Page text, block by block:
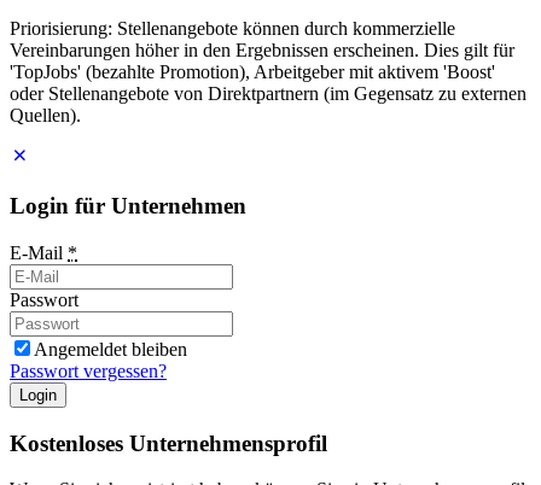
Priorisierung: Stellenangebote können durch kommerzielle
Vereinbarungen höher in den Ergebnissen erscheinen. Dies gilt für
'TopJobs' (bezahlte Promotion), Arbeitgeber mit aktivem 'Boost'
oder Stellenangebote von Direktpartnern (im Gegensatz zu externen
Quellen).
Login für Unternehmen
E-Mail *
Passwort
Angemeldet bleiben
Passwort vergessen?
Login
Kostenloses Unternehmensprofil